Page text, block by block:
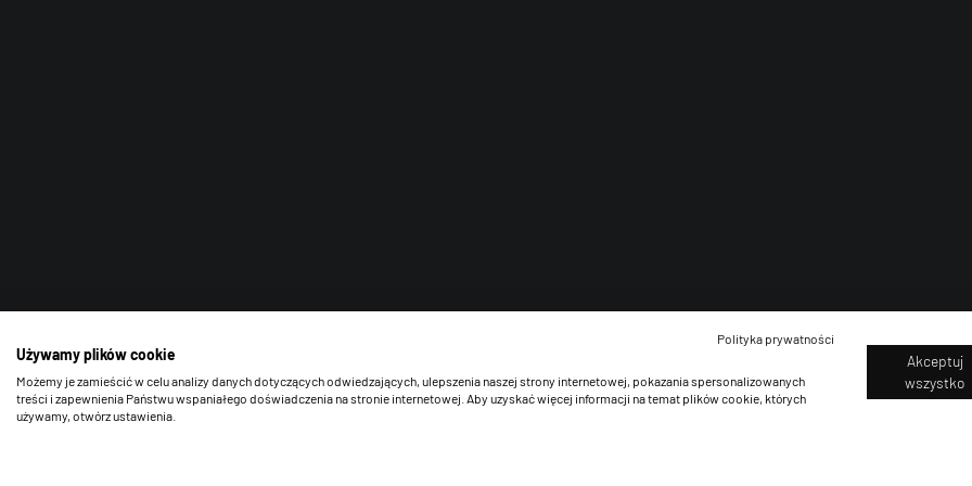
Polityka prywatności
Używamy plików cookie
Możemy je zamieścić w celu analizy danych dotyczących odwiedzających, ulepszenia naszej strony internetowej, pokazania spersonalizowanych
treści i zapewnienia Państwu wspaniałego doświadczenia na stronie internetowej. Aby uzyskać więcej informacji na temat plików cookie, których
używamy, otwórz ustawienia.
Akceptuj
wszystko